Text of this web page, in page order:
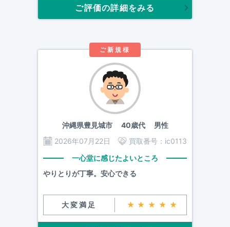
ご評価の詳細をみる
ご新規様
沖縄県豊見城市40歳代 男性
2026年07月22日
買取番号： ic0113
一心堂に感じたよいところ
やりとりが丁寧。安心できる
大変満足 ★★★★★